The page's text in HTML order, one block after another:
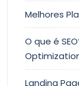
Melhores
O que é
Landing